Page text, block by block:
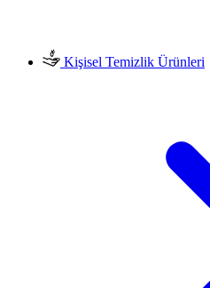
Kişisel Temizlik Ürünleri